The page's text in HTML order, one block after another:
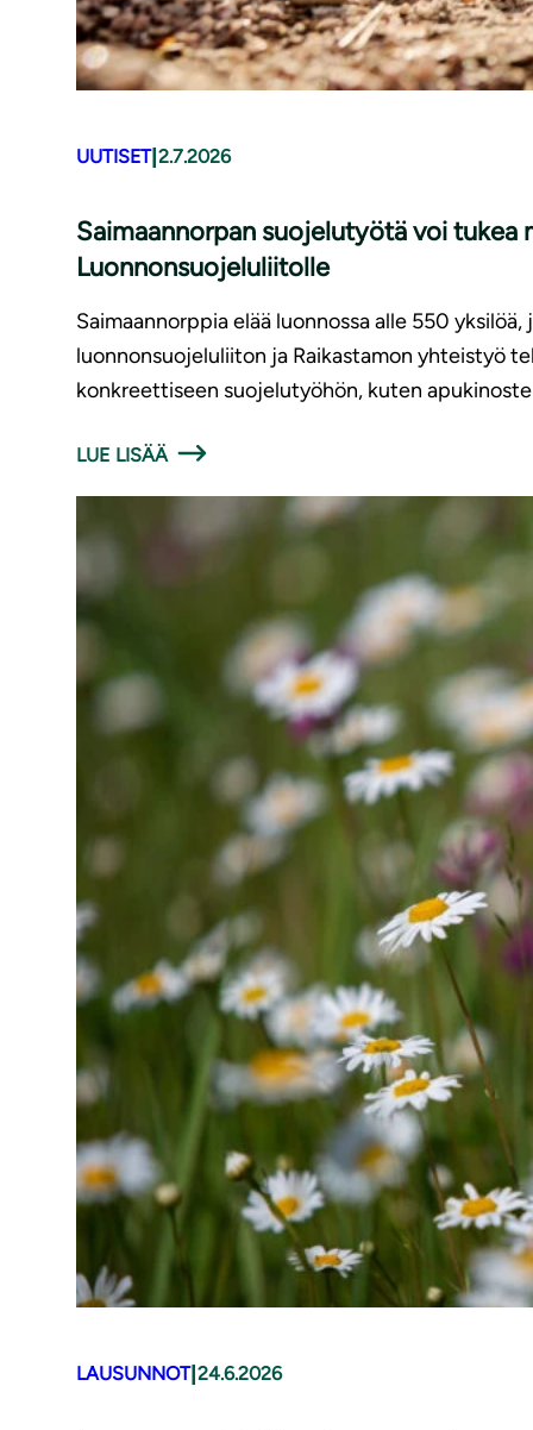
UUTISET| 2.7.2026
Saimaannorpan suojelutyötä voi tukea
Luonnonsuojeluliitolle
Saimaannorppia elää luonnossa alle 550
luonnonsuojeluliiton ja Raikastamon yhteistyö
konkreettiseen suojelutyöhön, kuten
LUE LISÄÄ
LAUSUNNOT| 24.6.2026